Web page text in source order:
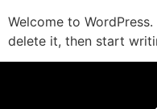
Welcome to
delete it, then start